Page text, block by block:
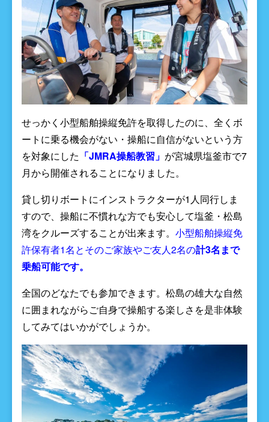
せっかく小型船舶操縦免許を取得したのに、全くボ
ートに乗る機会がない・操船に自信がないという方
を対象にした 「JMRA操船教習」 が宮城県塩釜市で7
月から開催されることになりました。
貸し切りボートにインストラクターが1人同行しま
すので、操船に不慣れな方でも安心して塩釜・松島
湾をクルーズすることが出来ます。 小型船舶操縦免
許保有者1名とそのご家族やご友人2名の計3名まで
乗船可能です。
全国のどなたでも参加できます。松島の雄大な自然
に囲まれながらご自身で操船する楽しさを是非体験
してみてはいかがでしょうか。